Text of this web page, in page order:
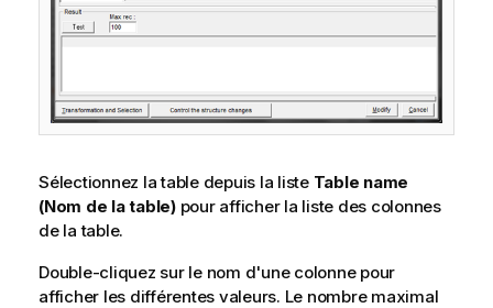
Sélectionnez la table depuis la liste Table name
(Nom de la table)pour afficher la liste des colonnes
de la table.
Double-cliquez sur le nom d'une colonne pour
afficher les différentes valeurs. Le nombre maximal